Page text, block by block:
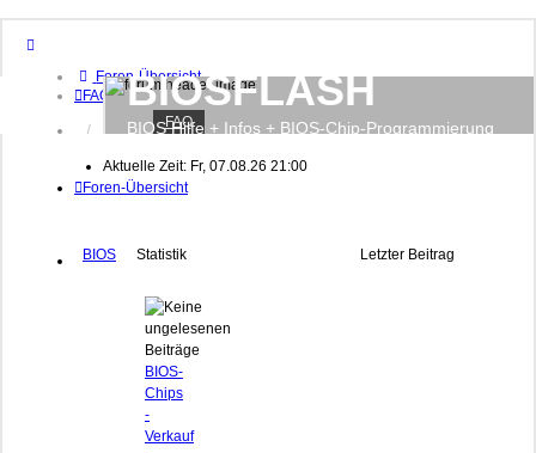
Foren-Übersicht
FAQ
Anmelden
BIOSFLASH
BIOS Hilfe + Infos + BIOS-Chip-Programmierung
FAQ
Aktuelle Zeit: Fr, 07.08.26 21:00
Foren-Übersicht
BIOS Statistik Letzter Beitrag
BIOS-
Chips
-
Verkauf